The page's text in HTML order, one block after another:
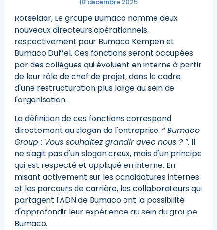
18 décembre 2025
Rotselaar, Le groupe Bumaco nomme deux
nouveaux directeurs opérationnels,
respectivement pour Bumaco Kempen et
Bumaco Duffel. Ces fonctions seront occupées
par des collègues qui évoluent en interne à partir
de leur rôle de chef de projet, dans le cadre
d'une restructuration plus large au sein de
l'organisation.
La définition de ces fonctions correspond
directement au slogan de l'entreprise. “ Bumaco
Group : Vous souhaitez grandir avec nous ? ”. Il
ne s'agit pas d'un slogan creux, mais d'un principe
qui est respecté et appliqué en interne. En
misant activement sur les candidatures internes
et les parcours de carrière, les collaborateurs qui
partagent l'ADN de Bumaco ont la possibilité
d'approfondir leur expérience au sein du groupe
Bumaco.